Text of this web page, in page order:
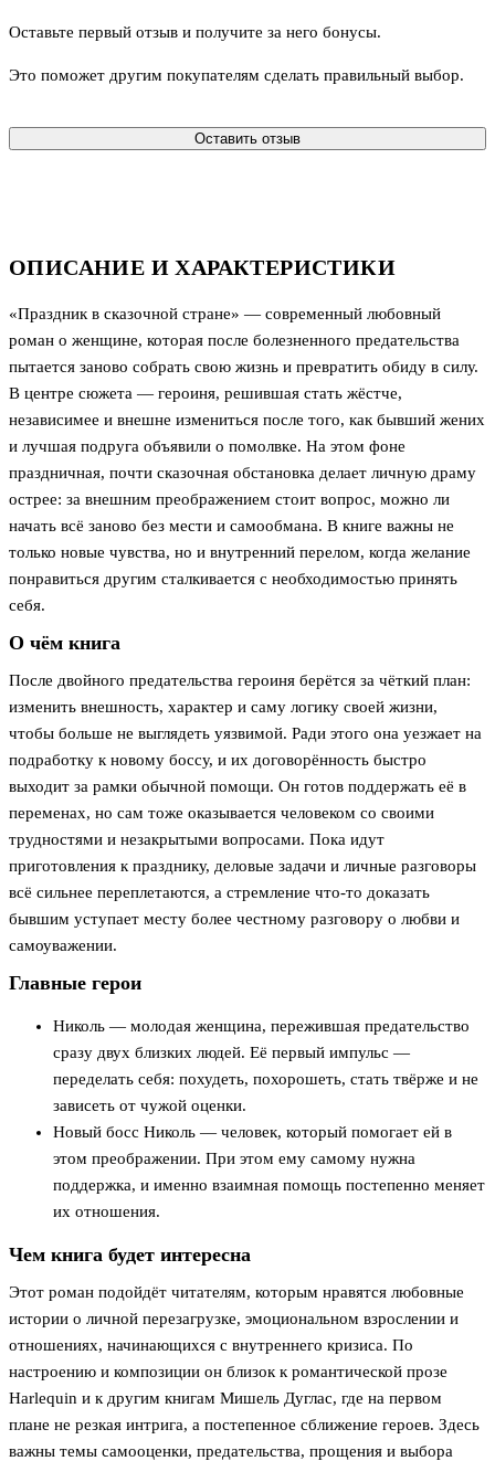
ОПИСАНИЕ И ХАРАКТЕРИСТИКИ
«Праздник в сказочной стране» — современный любовный
роман о женщине, которая после болезненного предательства
пытается заново собрать свою жизнь и превратить обиду в силу.
В центре сюжета — героиня, решившая стать жёстче,
независимее и внешне измениться после того, как бывший жених
и лучшая подруга объявили о помолвке. На этом фоне
праздничная, почти сказочная обстановка делает личную драму
острее: за внешним преображением стоит вопрос, можно ли
начать всё заново без мести и самообмана. В книге важны не
только новые чувства, но и внутренний перелом, когда желание
понравиться другим сталкивается с необходимостью принять
себя.
О чём книга
После двойного предательства героиня берётся за чёткий план:
изменить внешность, характер и саму логику своей жизни,
чтобы больше не выглядеть уязвимой. Ради этого она уезжает на
подработку к новому боссу, и их договорённость быстро
выходит за рамки обычной помощи. Он готов поддержать её в
переменах, но сам тоже оказывается человеком со своими
трудностями и незакрытыми вопросами. Пока идут
приготовления к празднику, деловые задачи и личные разговоры
всё сильнее переплетаются, а стремление что-то доказать
бывшим уступает месту более честному разговору о любви и
самоуважении.
Главные герои
Николь — молодая женщина, пережившая предательство
сразу двух близких людей. Её первый импульс —
переделать себя: похудеть, похорошеть, стать твёрже и не
зависеть от чужой оценки.
Новый босс Николь — человек, который помогает ей в
этом преображении. При этом ему самому нужна
поддержка, и именно взаимная помощь постепенно меняет
их отношения.
Чем книга будет интересна
Этот роман подойдёт читателям, которым нравятся любовные
истории о личной перезагрузке, эмоциональном взрослении и
отношениях, начинающихся с внутреннего кризиса. По
настроению и композиции он близок к романтической прозе
Harlequin и к другим книгам Мишель Дуглас, где на первом
плане не резкая интрига, а постепенное сближение героев. Здесь
важны темы самооценки, предательства, прощения и выбора
Оставьте первый отзыв и получите за него бонусы.
Это поможет другим покупателям сделать правильный выбор.
Оставить отзыв